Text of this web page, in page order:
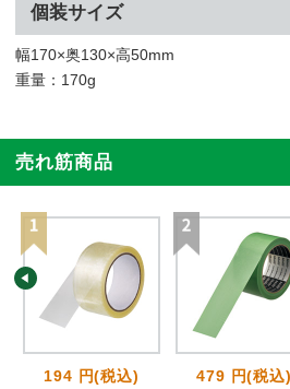
個装サイズ
幅170×奥130×高50mm
重量：170g
売れ筋商品
194 円(税込) 479 円(税込)